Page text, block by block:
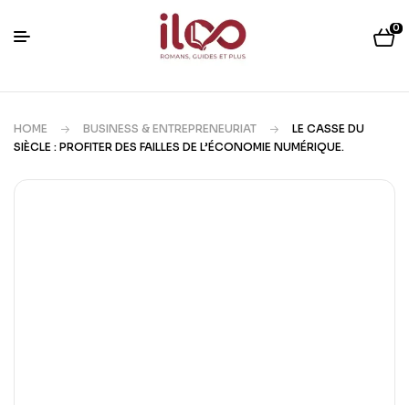
0
HOME BUSINESS & ENTREPRENEURIAT
LE CASSE DU
SIÈCLE : PROFITER DES FAILLES DE L’ÉCONOMIE NUMÉRIQUE.